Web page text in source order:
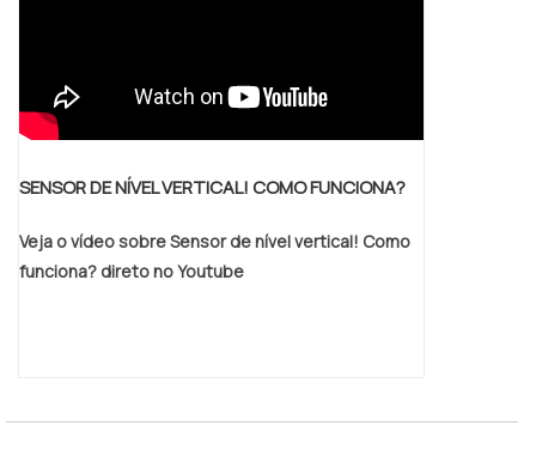
SENSOR DE NÍVEL VERTICAL! COMO FUNCIONA?
Veja o vídeo sobre Sensor de nível vertical! Como
funciona? direto no Youtube